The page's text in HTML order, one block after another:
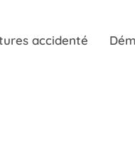
accidenté